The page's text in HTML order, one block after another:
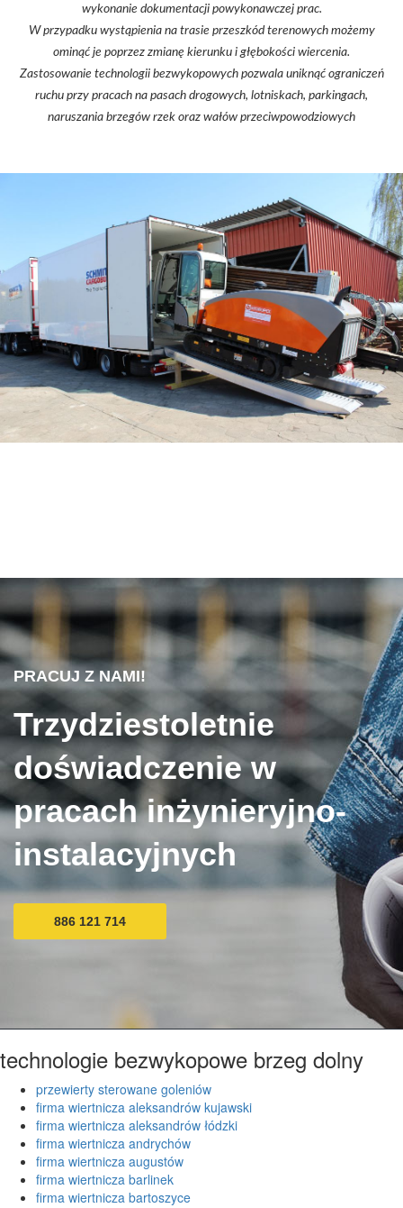
wykonanie dokumentacji powykonawczej prac.
W przypadku wystąpienia na trasie przeszkód terenowych możemy
ominąć je poprzez zmianę kierunku i głębokości wiercenia.
Zastosowanie technologii bezwykopowych pozwala uniknąć ograniczeń
ruchu przy pracach na pasach drogowych, lotniskach, parkingach,
naruszania brzegów rzek oraz wałów przeciwpowodziowych
PRACUJ Z NAMI!
Trzydziestoletnie
doświadczenie w
pracach inżynieryjno-
instalacyjnych
886 121 714
technologie bezwykopowe brzeg dolny
przewierty sterowane goleniów
firma wiertnicza aleksandrów kujawski
firma wiertnicza aleksandrów łódzki
firma wiertnicza andrychów
firma wiertnicza augustów
firma wiertnicza barlinek
firma wiertnicza bartoszyce